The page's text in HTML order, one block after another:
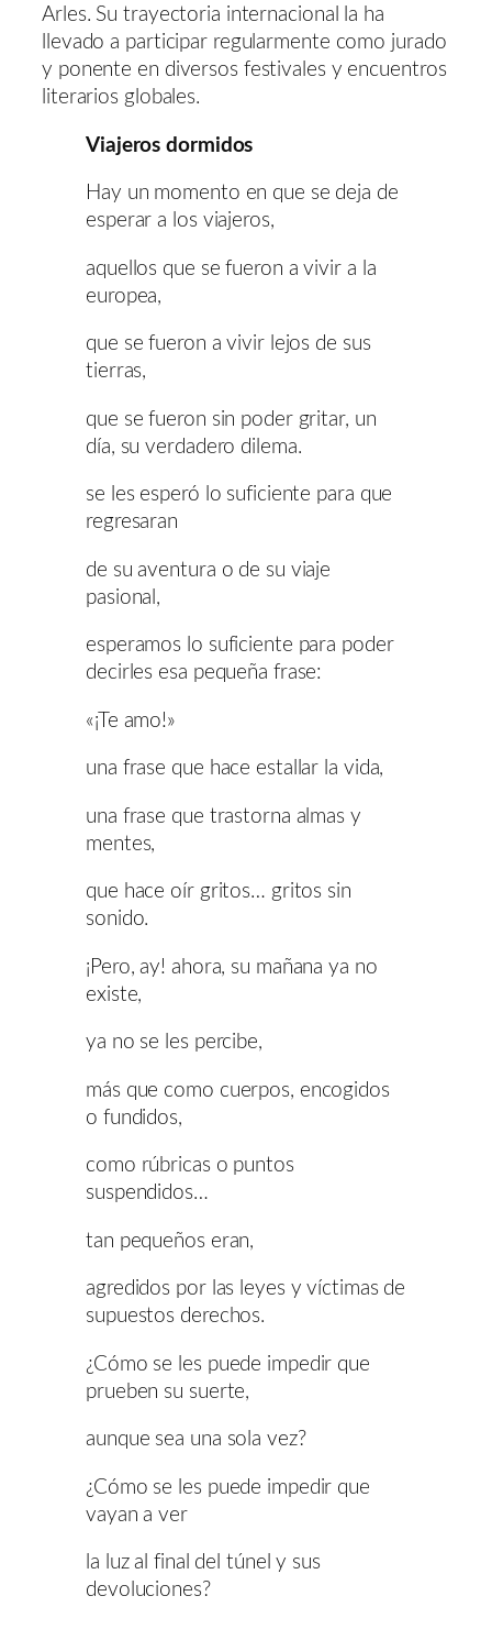
Arles. Su trayectoria internacional la ha
llevado a participar regularmente como jurado
y ponente en diversos festivales y encuentros
literarios globales.
Viajeros dormidos
Hay un momento en que se deja de
esperar a los viajeros,
aquellos que se fueron a vivir a la
europea,
que se fueron a vivir lejos de sus
tierras,
que se fueron sin poder gritar, un
día, su verdadero dilema.
se les esperó lo suficiente para que
regresaran
de su aventura o de su viaje
pasional,
esperamos lo suficiente para poder
decirles esa pequeña frase:
«¡Te amo!»
una frase que hace estallar la vida,
una frase que trastorna almas y
mentes,
que hace oír gritos… gritos sin
sonido.
¡Pero, ay! ahora, su mañana ya no
existe,
ya no se les percibe,
más que como cuerpos, encogidos
o fundidos,
como rúbricas o puntos
suspendidos…
tan pequeños eran,
agredidos por las leyes y víctimas de
supuestos derechos.
¿Cómo se les puede impedir que
prueben su suerte,
aunque sea una sola vez?
¿Cómo se les puede impedir que
vayan a ver
la luz al final del túnel y sus
devoluciones?